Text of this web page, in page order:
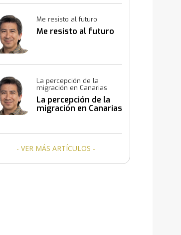
Me resisto al futuro
Me resisto al futuro
La percepción de la
migración en Canarias
La percepción de la
migración en Canarias
- VER MÁS ARTÍCULOS -